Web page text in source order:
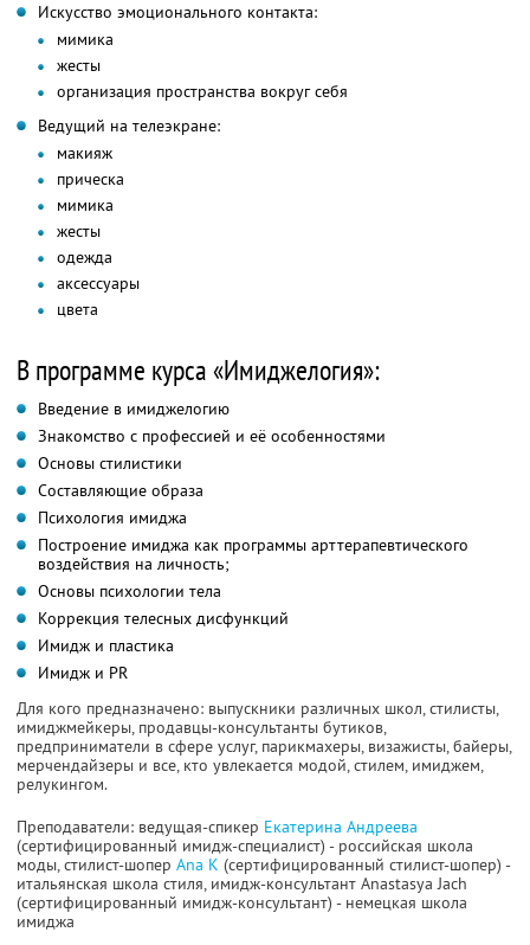
Искусство эмоционального контакта:
мимика
жесты
организация пространства вокруг себя
Ведущий на телеэкране:
макияж
прическа
мимика
жесты
одежда
аксессуары
цвета
В программе курса «Имиджелогия»:
Введение в имиджелогию
Знакомство с профессией и её особенностями
Основы стилистики
Составляющие образа
Психология имиджа
Построение имиджа как программы арттерапевтического
воздействия на личность;
Основы психологии тела
Коррекция телесных дисфункций
Имидж и пластика
Имидж и PR
Для кого предназначено: выпускники различных школ, стилисты,
имиджмейкеры, продавцы-консультанты бутиков,
предприниматели в сфере услуг, парикмахеры, визажисты, байеры,
мерчендайзеры и все, кто увлекается модой, стилем, имиджем,
релукингом.
Преподаватели: ведущая-спикер Екатерина Андреева
(сертифицированный имидж-специалист) - российская школа
моды, стилист-шопер Ana K (сертифицированный стилист-шопер) -
итальянская школа стиля, имидж-консультант Anastasya Jach
(сертифицированный имидж-консультант) - немецкая школа
имиджа